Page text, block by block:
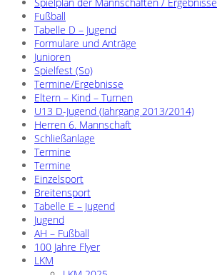
Fußball
Tabelle D – Jugend
Formulare und Anträge
Junioren
Spielfest (So)
Termine/Ergebnisse
Eltern – Kind – Turnen
U13 D-Jugend (Jahrgang 2013/2014)
Herren 6. Mannschaft
Schließanlage
Termine
Termine
Einzelsport
Breitensport
Tabelle E – Jugend
Jugend
AH – Fußball
100 Jahre Flyer
LKM